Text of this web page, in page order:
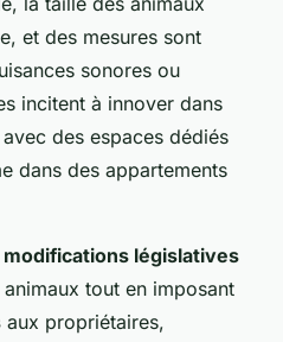
et des mesures sont
sonores ou
incitent à innover dans
avec des espaces dédiés
dans des appartements
modifications législatives
tout en imposant
aux propriétaires,